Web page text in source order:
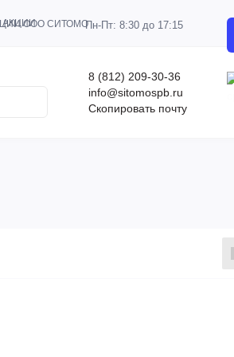
АКЦИИ Пн-Пт: 8:30 до 17:15
8 (812) 209-30-36
info@sitomospb.ru
Скопировать почту